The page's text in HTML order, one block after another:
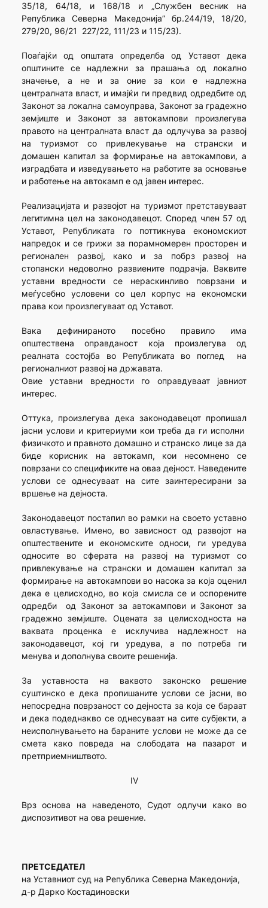
35/18, 64/18, и 168/18 и „Службен весник на
Република Северна Македонија” бр.244/19, 18/20,
279/20, 96/21 227/22, 111/23 и 115/23).
Поаѓајќи од општата определба од Уставот дека
општините се надлежни за прашања од локално
значење, а не и за оние за кои е надлежна
централната власт, и имајќи ги предвид одредбите од
Законот за локална самоуправа, Законот за градежно
земјиште и Законот за автокампови произлегува
правото на централната власт да одлучува за развој
на туризмот со привлекување на странски и
домашен капитал за формирање на автокампови, а
изградбата и изведувањето на работите за основање
и работење на автокамп е од јавен интерес.
Реализацијата и развојот на туризмот претставуваат
легитимна цел на законодавецот. Според член 57 од
Уставот, Републиката го поттикнува економскиот
напредок и се грижи за порамномерен просторен и
регионален развој, како и за побрз развој на
стопански недоволно развиените подрачја. Ваквите
уставни вредности се нераскинливо поврзани и
меѓусебно условени со цел корпус на економски
права кои произлегуваат од Уставот.
Вака дефинираното посебно правило има
општествена оправданост која произлегува од
реалната состојба во Републиката во поглед на
регионалниот развој на државата.
Овие уставни вредности го оправдуваат јавниот
интерес.
Оттука, произлегува дека законодавецот пропишал
јасни услови и критериуми кои треба да ги исполни
физичкото и правното домашно и странско лице за да
биде корисник на автокамп, кои несомнено се
поврзани со спецификите на оваа дејност. Наведените
услови се однесуваат на сите заинтересирани за
вршење на дејноста.
Законодавецот постапил во рамки на своето уставно
овластување. Имено, во зависност од развојот на
општествените и економските односи, ги уредува
односите во сферата на развој на туризмот со
привлекување на странски и домашен капитал за
формирање на автокампови во насока за која оценил
дека е целисходно, во која смисла се и оспорените
одредби од Законот за автокампови и Законот за
градежно земјиште. Оцената за целисходноста на
ваквата проценка е исклучива надлежност на
законодавецот, кој ги уредува, а по потреба ги
менува и дополнува своите решенија.
За уставноста на ваквото законско решение
суштинско е дека пропишаните услови се јасни, во
непосредна поврзаност со дејноста за која се бараат
и дека подеднакво се однесуваат на сите субјекти, а
неисполнувањето на бараните услови не може да се
смета како повреда на слободата на пазарот и
претприемништвото.
IV
Врз основа на наведеното, Судот одлучи како во
диспозитивот на ова решение.
ПРЕТСЕДАТЕЛ
на Уставниот суд на Република Северна Македонија,
д-р Дарко Костадиновски